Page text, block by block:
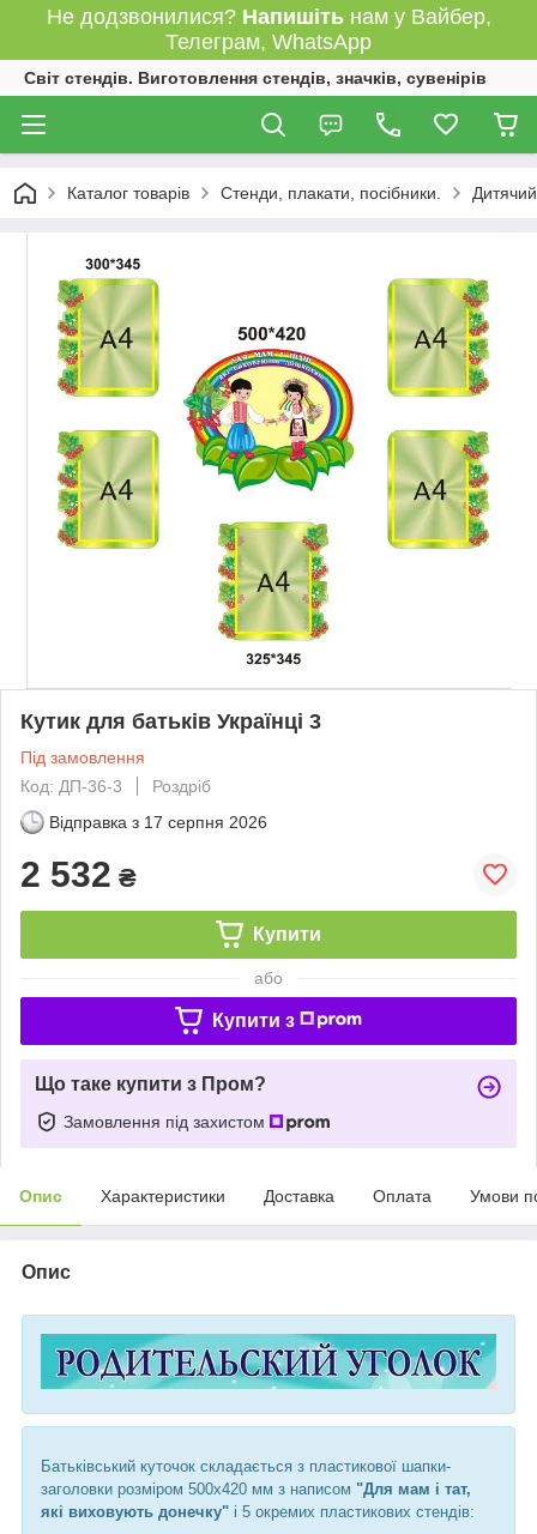
Не додзвонилися? Напишітьнам у Вайбер,
Телеграм, WhatsApp
Світ стендів. Виготовлення стендів, значків, сувенірів
Каталог товарів Стенди, плакати, посібники.
Кутик для батьків Українці 3
Під замовлення
Код: ДП-36-3
Роздріб
Відправка з 17 серпня 2026
2 532 ₴
Купити
або
Купити з
Що таке купити з Пром?
Замовлення під захистом
Опис Характеристики Доставка Оплата Умови
Опис
Батьківський куточок складається з пластикової шапки-
заголовки розміром 500х420 мм з написом "Для мам і тат,
які виховують донечку" і 5 окремих пластикових стендів: